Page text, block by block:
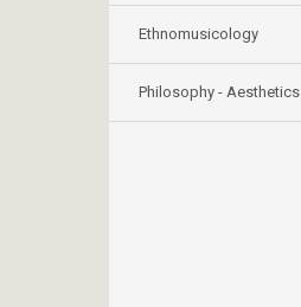
Ethnomusicology
Philosophy - Aesthetics